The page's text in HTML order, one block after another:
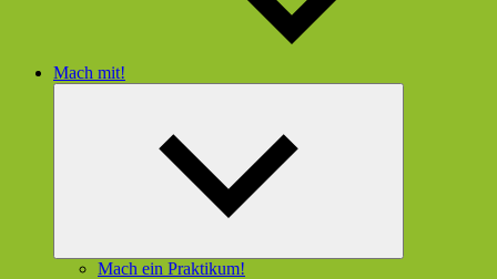
Mach mit!
Mach ein Praktikum!